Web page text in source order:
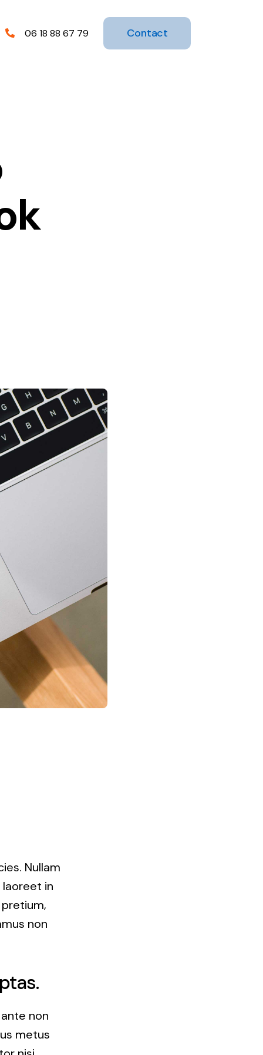
06 18 88 67 79 Contact
Nullam
in
non
non
metus